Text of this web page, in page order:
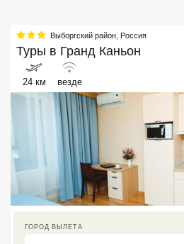
Выборгский район, Россия
Туры в Гранд Каньон
24 км везде
ГОРОД ВЫЛЕТА
Вьетнам
Хайнань
Северный Гоа
Южный Гоа
Занзибар
Абхазия
Большой Сочи
Кав Мин Воды